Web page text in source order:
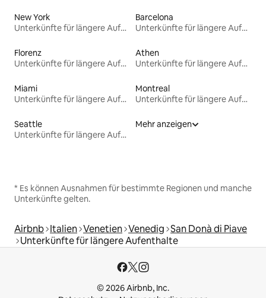
New York
Unterkünfte für längere Aufenthalte
Barcelona
Unterkünfte für längere Aufenthalte
Florenz
Unterkünfte für längere Aufenthalte
Athen
Unterkünfte für längere Aufenthalte
Miami
Unterkünfte für längere Aufenthalte
Montreal
Unterkünfte für längere Aufenthalte
Seattle
Unterkünfte für längere Aufenthalte
Mehr anzeigen
* Es können Ausnahmen für bestimmte Regionen und manche
Unterkünfte gelten.
Airbnb Italien Venetien Venedig San Donà di Piave
Unterkünfte für längere Aufenthalte
© 2026 Airbnb, Inc.